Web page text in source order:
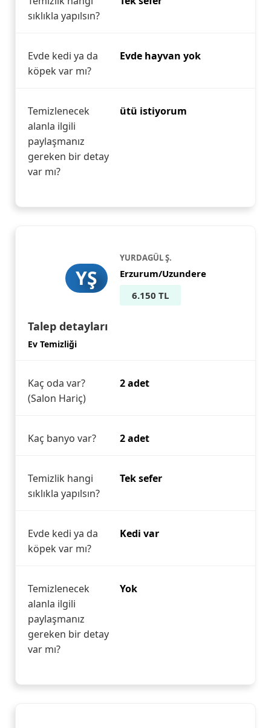
sıklıkla yapılsın?
Evde kedi ya da
köpek var mı?
Evde hayvan yok
Temizlenecek
alanla ilgili
paylaşmanız
gereken bir detay
var mı?
ütü istiyorum
YŞ
YURDAGÜL Ş.
Erzurum/Uzundere
6.150 TL
Talep detayları
Ev Temizliği
Kaç oda var?
(Salon Hariç)
2 adet
Kaç banyo var? 2 adet
Temizlik hangi
sıklıkla yapılsın?
Tek sefer
Evde kedi ya da
köpek var mı?
Kedi var
Temizlenecek
alanla ilgili
paylaşmanız
gereken bir detay
var mı?
Yok